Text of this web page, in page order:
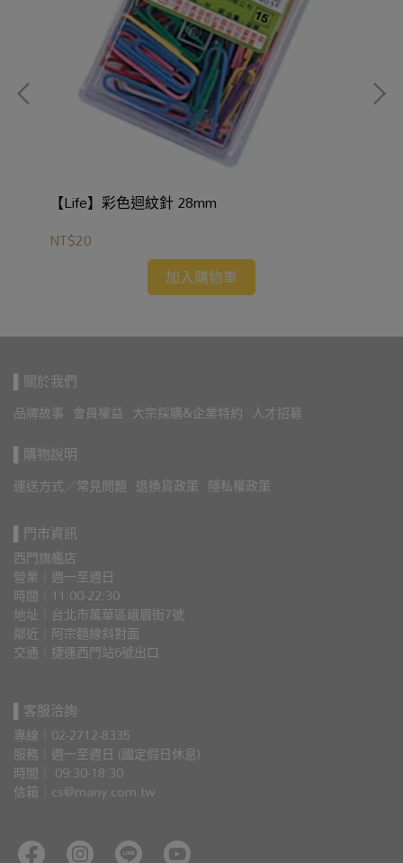
【Life】彩色迴紋針 28mm
NT$20
加入購物車
▌關於我們
品牌故事 會員權益 大宗採購&企業特約 人才招募
▌購物說明
運送方式／常見問題 退換貨政策 隱私權政策
▌門市資訊
西門旗艦店
營業｜週一至週日
時間｜11:00-22:30
地址｜台北市萬華區峨眉街7號
鄰近｜阿宗麵線斜對面
交通｜捷運西門站6號出口
▌客服洽詢
專線｜02-2712-8335
服務｜週一至週日 (國定假日休息)
時間｜ 09:30-18:30
信箱｜cs@many.com.tw